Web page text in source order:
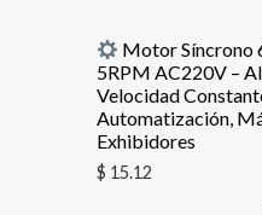
Motor Síncrono
5RPM AC220V –
Velocidad
Automatización,
Exhibidores
$ 15.12